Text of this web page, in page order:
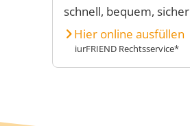
schnell, bequem, sicher
Hier online ausfüllen
iurFRIEND Rechtsservice*